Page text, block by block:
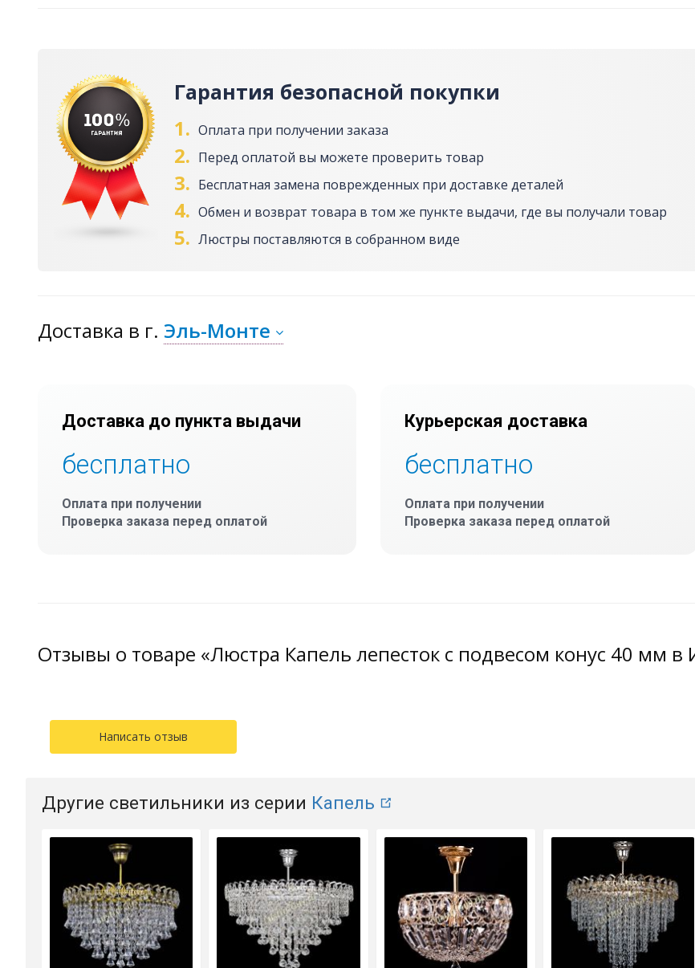
Гарантия безопасной покупки
1. Оплата при получении заказа
2. Перед оплатой вы можете проверить товар
3. Бесплатная замена поврежденных при доставке деталей
4. Обмен и возврат товара в том же пункте выдачи, где вы получали товар
5. Люстры поставляются в собранном виде
Доставка в г. Эль-Монте
Доставка до пункта выдачи
бесплатно
Оплата при получении
Проверка заказа перед оплатой
Курьерская доставка
бесплатно
Оплата при получении
Проверка заказа перед оплатой
Отзывы о товаре «Люстра Капель лепесток с подвесом конус 40 мм в
Написать отзыв
Другие светильники из серии Капель